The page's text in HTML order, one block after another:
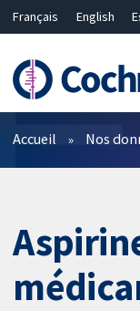
Français English
Bahasa Malaysia
ไทย
简体中文
Filtres
Accueil Nos